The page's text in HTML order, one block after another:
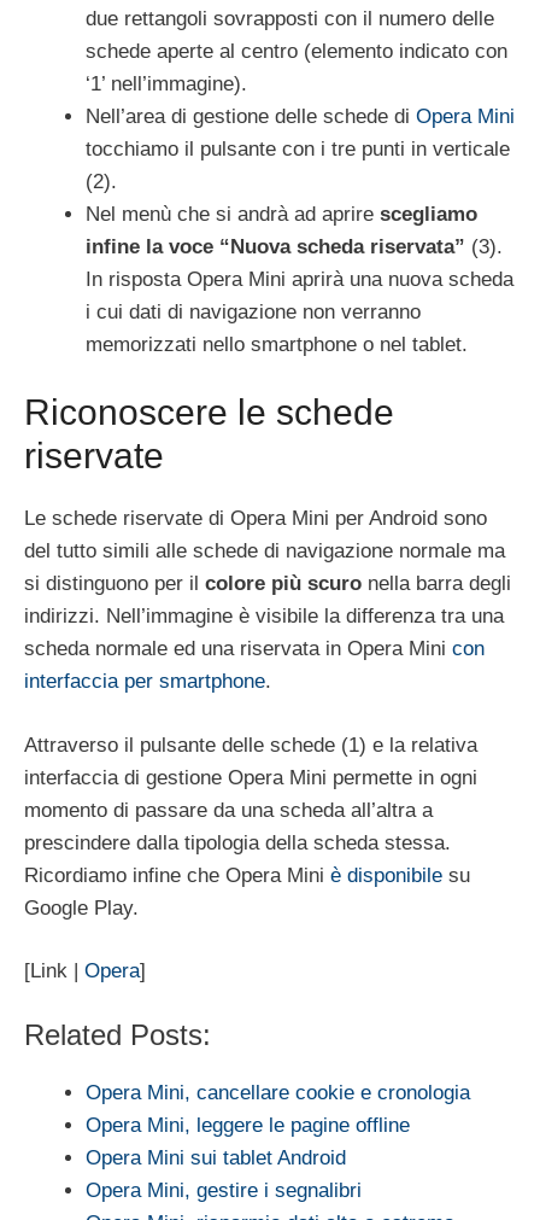
due rettangoli sovrapposti con il numero delle
schede aperte al centro (elemento indicato con
‘1’ nell’immagine).
Nell’area di gestione delle schede di Opera Mini
tocchiamo il pulsante con i tre punti in verticale
(2).
Nel menù che si andrà ad aprire scegliamo
infine la voce “Nuova scheda riservata” (3).
In risposta Opera Mini aprirà una nuova scheda
i cui dati di navigazione non verranno
memorizzati nello smartphone o nel tablet.
Riconoscere le schede
riservate
Le schede riservate di Opera Mini per Android sono
del tutto simili alle schede di navigazione normale ma
si distinguono per il colore più scuro nella barra degli
indirizzi. Nell’immagine è visibile la differenza tra una
scheda normale ed una riservata in Opera Mini con
interfaccia per smartphone.
Attraverso il pulsante delle schede (1) e la relativa
interfaccia di gestione Opera Mini permette in ogni
momento di passare da una scheda all’altra a
prescindere dalla tipologia della scheda stessa.
Ricordiamo infine che Opera Mini è disponibile su
Google Play.
[Link | Opera]
Related Posts:
Opera Mini, cancellare cookie e cronologia
Opera Mini, leggere le pagine offline
Opera Mini sui tablet Android
Opera Mini, gestire i segnalibri